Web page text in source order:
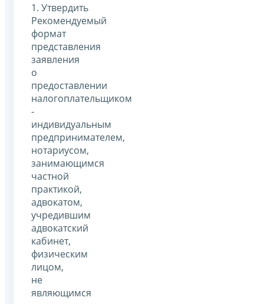
1. Утвердить
Рекомендуемый
формат
представления
заявления
о
предоставлении
налогоплательщиком
-
индивидуальным
предпринимателем,
нотариусом,
занимающимся
частной
практикой,
адвокатом,
учредившим
адвокатский
кабинет,
физическим
лицом,
не
являющимся